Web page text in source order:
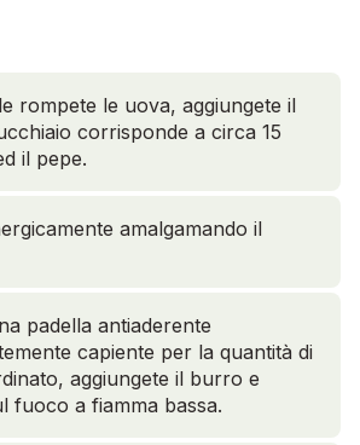
rompete le uova, aggiungete il
corrisponde a circa 15
il pepe.
amalgamando il
padella antiaderente
capiente per la quantità di
aggiungete il burro e
fuoco a fiamma bassa.